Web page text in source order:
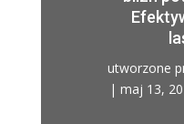
utworzone
| maj 13,